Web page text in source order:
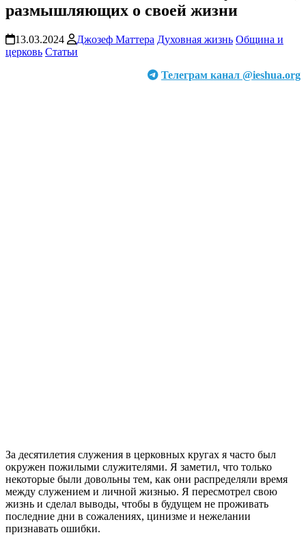
размышляющих о своей жизни
13.03.2024 Джозеф Маттера Духовная жизнь Община и
церковь Статьи
Телеграм канал @ieshua.org
За десятилетия служения в церковных кругах я часто был
окружен пожилыми служителями. Я заметил, что только
некоторые были довольны тем, как они распределяли время
между служением и личной жизнью. Я пересмотрел свою
жизнь и сделал выводы, чтобы в будущем не проживать
последние дни в сожалениях, цинизме и нежелании
признавать ошибки.